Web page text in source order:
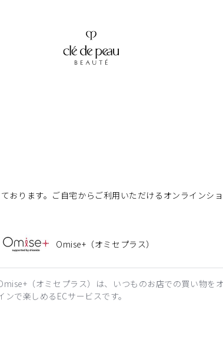
おります。 ご自宅からご利用いただけるオンラインシ
Omise+（オミセプラス）
（オミセプラス）は、いつものお店での買い物を
ンで楽しめるECサービスです。